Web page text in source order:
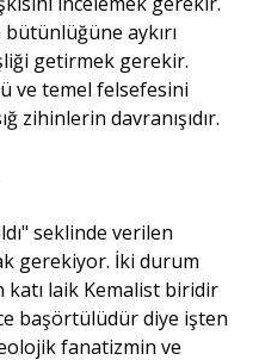
aykırı
getirmek gerekir.
ve temel felsefesini
zihinlerin davranışıdır.
seklinde verilen
gerekiyor. İki durum
katı laik Kemalist biridir
başörtülüdür diye işten
fanatizmin ve